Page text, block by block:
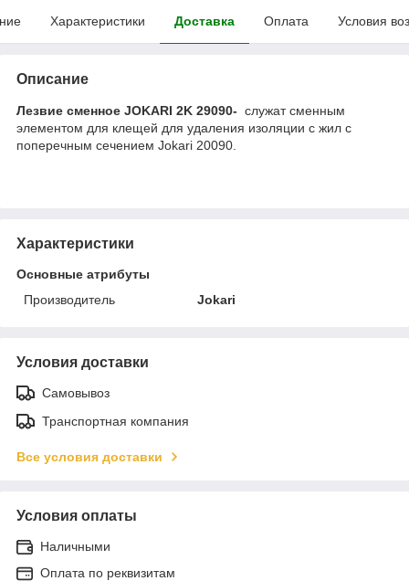
Характеристики Доставка Оплата Условия
Описание
Лезвие сменное JOKARI 2K 29090- служат сменным
элементом для клещей для удаления изоляции с жил с
поперечным сечением Jokari 20090.
Характеристики
Основные атрибуты
Производитель
Jokari
Условия доставки
Самовывоз
Транспортная компания
Все условия доставки
Условия оплаты
Наличными
Оплата по реквизитам